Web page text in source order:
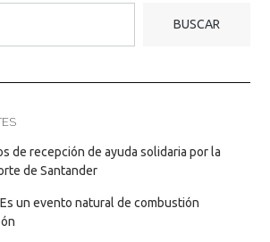
BUSCAR
de recepción de ayuda solidaria por la
de Santander
un evento natural de combustión